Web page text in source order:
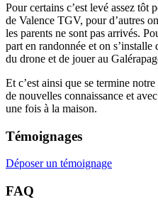
Pour certains c’est levé assez tôt
de Valence TGV, pour d’autres
les parents ne sont pas arrivés.
part en randonnée et on
du drone et de jouer au
Et c’est ainsi que se termine
de nouvelles connaissance et
une fois à la maison.
Témoignages
Déposer un témoignage
FAQ